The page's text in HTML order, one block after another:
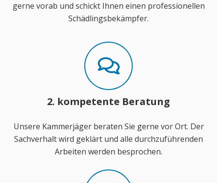
gerne vorab und schickt Ihnen einen professionellen
Schädlingsbekämpfer.
2. kompetente Beratung
Unsere Kammerjäger beraten Sie gerne vor Ort. Der
Sachverhalt wird geklärt und alle durchzuführenden
Arbeiten werden besprochen.